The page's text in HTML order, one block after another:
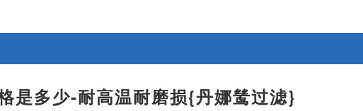
是多少-耐高温耐磨损{丹娜鸶过滤}